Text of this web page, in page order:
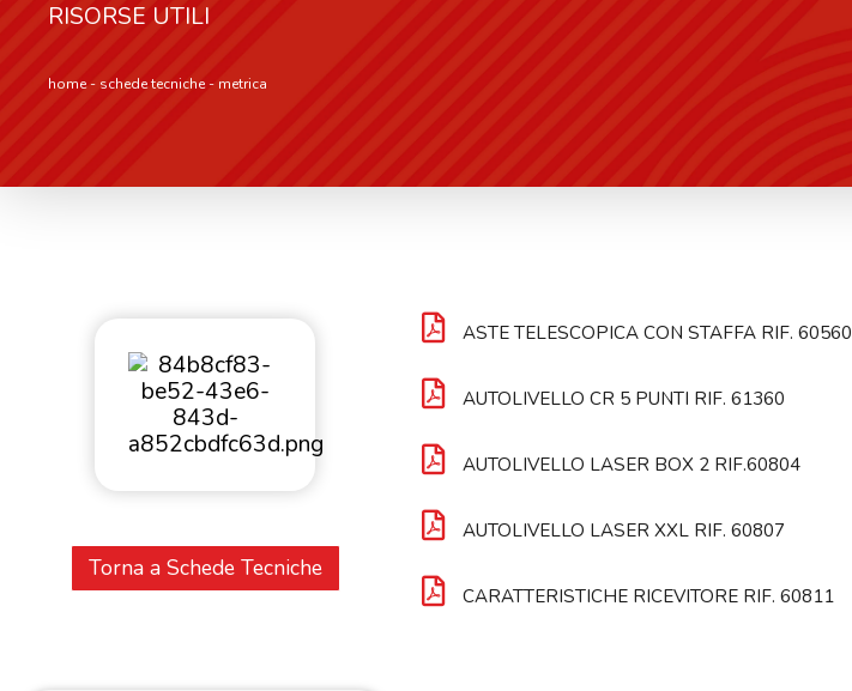
RISORSE UTILI
home- schede tecniche- metrica
Torna a Schede Tecniche
ASTE TELESCOPICA CON STAFFA RIF. 60560
AUTOLIVELLO CR 5 PUNTI RIF. 61360
AUTOLIVELLO LASER BOX 2 RIF.60804
AUTOLIVELLO LASER XXL RIF. 60807
CARATTERISTICHE RICEVITORE RIF. 60811